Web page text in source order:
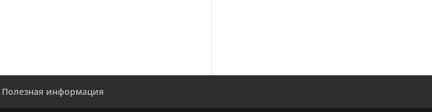
Полезная информация